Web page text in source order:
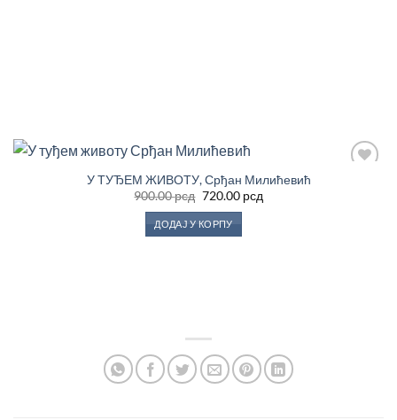
У ТУЂЕМ ЖИВОТУ, Срђан Милићевић
900.00рсд Оригинална
је
била:
900.00 рсд.
720.00 рсдТренутна
цена
ДОДАЈ У КОРПУ